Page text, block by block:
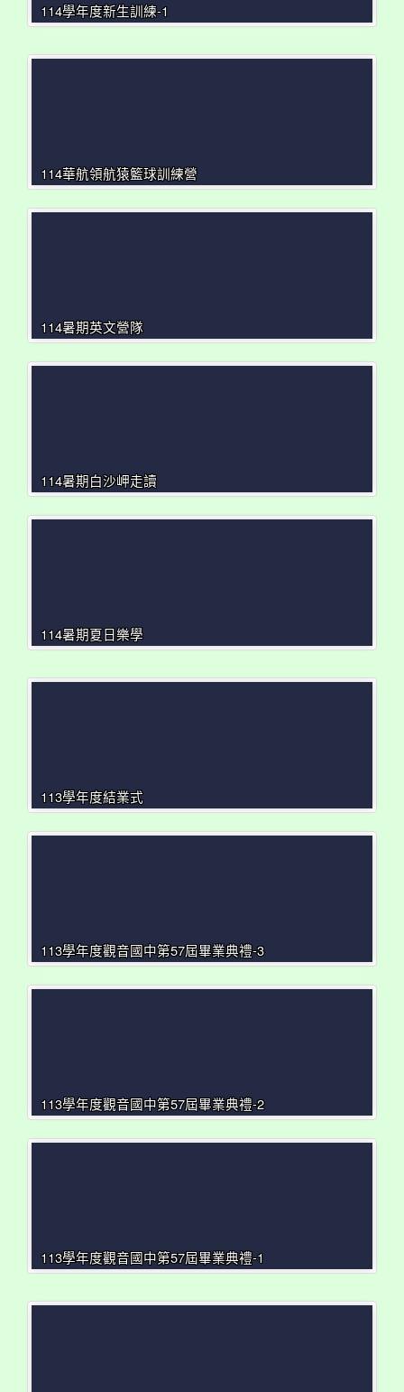
114學年度新生訓練-1
114華航領航猿籃球訓練營
114暑期英文營隊
114暑期白沙岬走讀
114暑期夏日樂學
113學年度結業式
113學年度觀音國中第57屆畢業典禮-3
113學年度觀音國中第57屆畢業典禮-2
113學年度觀音國中第57屆畢業典禮-1